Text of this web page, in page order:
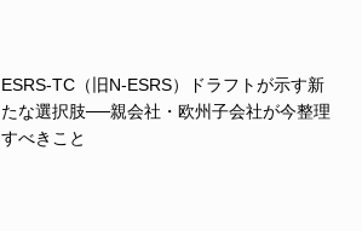
ESRS-TC（旧N-ESRS）ドラフトが示す新
たな選択肢──親会社・欧州子会社が今整理
すべきこと